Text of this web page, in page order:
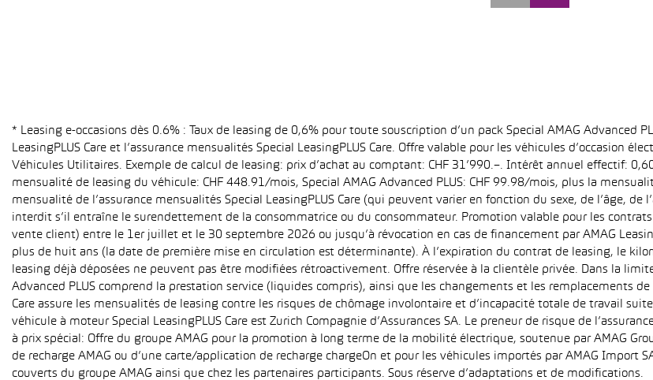
* Leasing e-occasions dès 0.6% : Taux de leasing de 0,6% pour toute souscription d’un pack Special AMAG Advanced
LeasingPLUS Care et l’assurance mensualités Special LeasingPLUS Care. Offre valable pour les véhicules d’occasion
Véhicules Utilitaires. Exemple de calcul de leasing: prix d’achat au comptant: CHF 31’990.–. Intérêt annuel effectif:
mensualité de leasing du véhicule: CHF 448.91/mois, Special AMAG Advanced PLUS: CHF 99.98/mois, plus la
mensualité de l’assurance mensualités Special LeasingPLUS Care (qui peuvent varier en fonction du sexe, de l’âge, de
interdit s’il entraîne le surendettement de la consommatrice ou du consommateur. Promotion valable pour les
vente client) entre le 1er juillet et le 30 septembre 2026 ou jusqu’à révocation en cas de financement par AMAG
plus de huit ans (la date de première mise en circulation est déterminante). À l’expiration du contrat de leasing, le
leasing déjà déposées ne peuvent pas être modifiées rétroactivement. Offre réservée à la clientèle privée. Dans la
Advanced PLUS comprend la prestation service (liquides compris), ainsi que les changements et les remplacements de
Care assure les mensualités de leasing contre les risques de chômage involontaire et d’incapacité totale de travail
véhicule à moteur Special LeasingPLUS Care est Zurich Compagnie d’Assurances SA. Le preneur de risque de
à prix spécial: Offre du groupe AMAG pour la promotion à long terme de la mobilité électrique, soutenue par AMAG
de recharge AMAG ou d’une carte/application de recharge chargeOn et pour les véhicules importés par AMAG Import
couverts du groupe AMAG ainsi que chez les partenaires participants. Sous réserve d’adaptations et de modifications.